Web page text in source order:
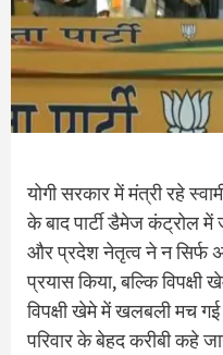
योगी सरकार में मंत्री रहे
के बाद पार्टी डैमेज कंट्रोल
और प्रदेश नेतृत्व ने न सिर्फ
प्रयास किया, बल्कि
विपक्षी खेमे में खलबली मच
परिवार के बेहद करीबी कहे